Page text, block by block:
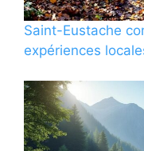
Saint-Eustache
expériences